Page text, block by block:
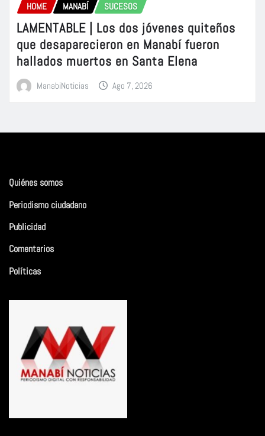
HOME MANABÍ SUCESOS
LAMENTABLE | Los dos jóvenes quiteños
que desaparecieron en Manabí fueron
hallados muertos en Santa Elena
ManabiNoticias Ago 7, 2026
Quiénes somos
Periodismo ciudadano
Publicidad
Comentarios
Políticas